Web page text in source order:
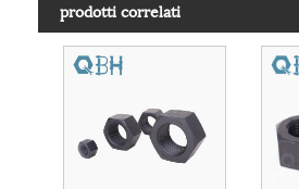
prodotti correlati